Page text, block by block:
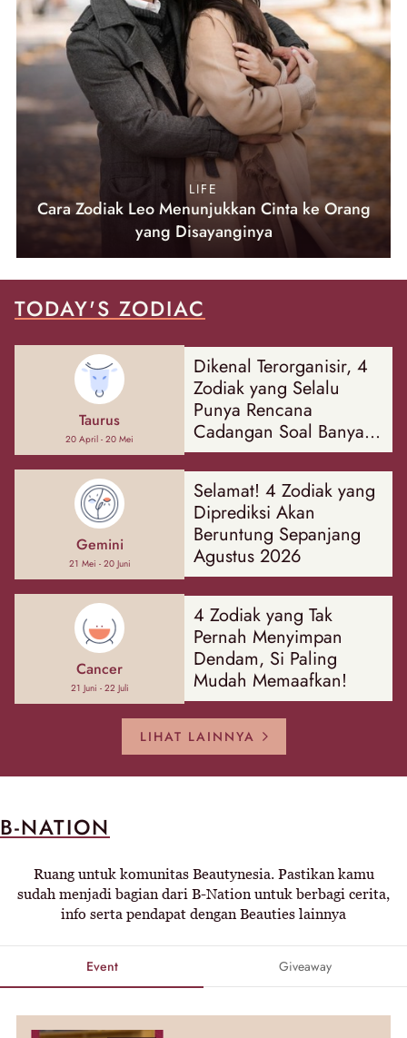
LIFE
Cara Zodiak Leo Menunjukkan Cinta ke Orang
yang Disayanginya
TODAY'S ZODIAC
Taurus
20 April - 20 Mei
Dikenal Terorganisir, 4
Zodiak yang Selalu
Punya Rencana
Cadangan Soal Banyak
Hal
Gemini
21 Mei - 20 Juni
Selamat! 4 Zodiak yang
Diprediksi Akan
Beruntung Sepanjang
Agustus 2026
Cancer
21 Juni - 22 Juli
4 Zodiak yang Tak
Pernah Menyimpan
Dendam, Si Paling
Mudah Memaafkan!
LIHAT LAINNYA
B-NATION
Ruang untuk komunitas Beautynesia. Pastikan kamu
sudah menjadi bagian dari B-Nation untuk berbagi cerita,
info serta pendapat dengan Beauties lainnya
Event Giveaway